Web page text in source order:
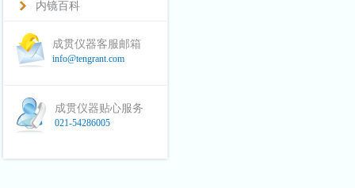
内镜百科
成贯仪器客服邮箱
info@tengrant.com
成贯仪器贴心服务
021-54286005